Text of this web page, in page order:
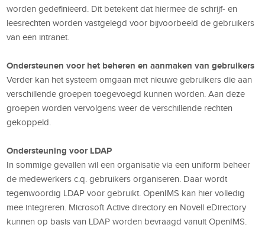
worden gedefinieerd. Dit betekent dat hiermee de schrijf- en
leesrechten worden vastgelegd voor bijvoorbeeld de gebruikers
van een intranet.
Ondersteunen voor het beheren en aanmaken van gebruikers
Verder kan het systeem omgaan met nieuwe gebruikers die aan
verschillende groepen toegevoegd kunnen worden. Aan deze
groepen worden vervolgens weer de verschillende rechten
gekoppeld.
Ondersteuning voor LDAP
In sommige gevallen wil een organisatie via een uniform beheer
de medewerkers c.q. gebruikers organiseren. Daar wordt
tegenwoordig LDAP voor gebruikt. OpenIMS kan hier volledig
mee integreren. Microsoft Active directory en Novell eDirectory
kunnen op basis van LDAP worden bevraagd vanuit OpenIMS.